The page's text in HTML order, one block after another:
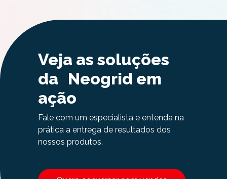
Veja as soluções
da Neogrid em
ação
Fale com um especialista e entenda na
prática a entrega de resultados dos
nossos produtos.